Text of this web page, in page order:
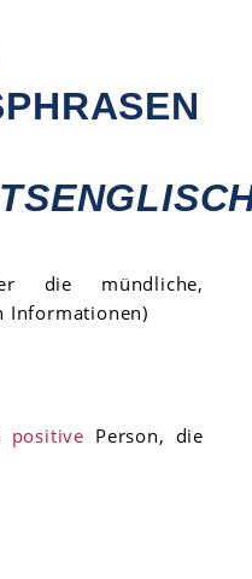
die mündliche,
Informationen)
positive Person, die